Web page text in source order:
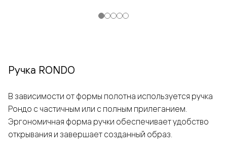
Ручка RONDO
В зависимости от формы полотна используется ручка
Рондо с частичным или с полным прилеганием.
Эргономичная форма ручки обеспечивает удобство
открывания и завершает созданный образ.